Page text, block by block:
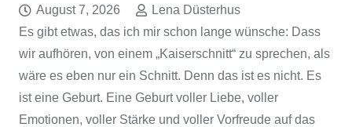
August 7, 2026
Lena Düsterhus
Es gibt etwas, das ich mir schon lange wünsche: Dass
wir aufhören, von einem „Kaiserschnitt“ zu sprechen, als
wäre es eben nur ein Schnitt. Denn das ist es nicht. Es
ist eine Geburt. Eine Geburt voller Liebe, voller
Emotionen, voller Stärke und voller Vorfreude auf das